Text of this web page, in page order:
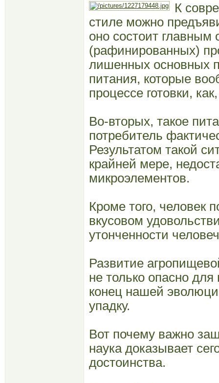
К
стиле можно
оно состоит
(рафинированных)
лишенных основных
питания, которые
процессе готовки,
Во-вторых, такое
потребитель
Результатом такой
крайней мере,
микроэлементов.
Кроме того, человек
вкусовом
утонченности
Развитие
не только опасно
конец нашей
упадку.
Вот почему важно
наука доказывает
достоинства.